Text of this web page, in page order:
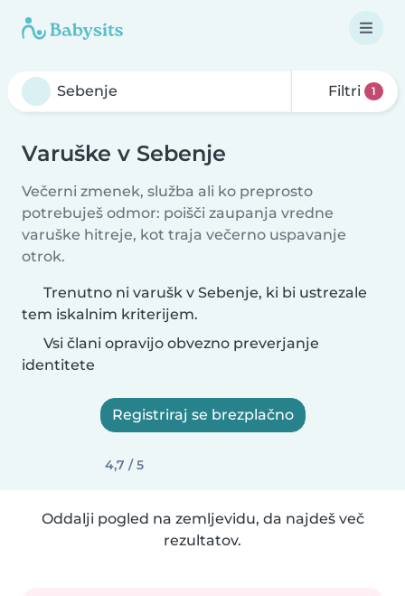
Filtri 1
Varuške v Sebenje
Večerni zmenek, služba ali ko preprosto
potrebuješ odmor: poišči zaupanja vredne
varuške hitreje, kot traja večerno uspavanje
otrok.
Trenutno ni varušk v Sebenje, ki bi ustrezale
tem iskalnim kriterijem.
Vsi člani opravijo obvezno preverjanje
identitete
Registriraj se brezplačno
4,7 / 5
Oddalji pogled na zemljevidu, da najdeš več
rezultatov.